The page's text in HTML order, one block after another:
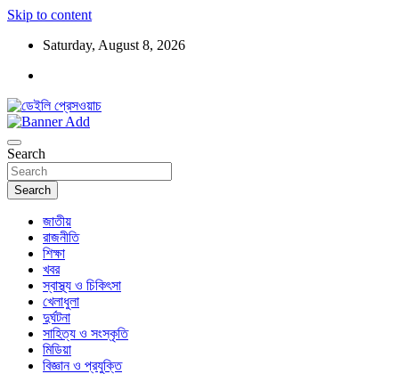
Skip to content
Saturday, August 8, 2026
ডেইলি প্রেসওয়াচ
Search
Search
জাতীয়
রাজনীতি
শিক্ষা
খবর
স্বাস্থ্য ও চিকিৎসা
খেলাধুলা
দুর্ঘটনা
সাহিত্য ও সংস্কৃতি
মিডিয়া
বিজ্ঞান ও প্রযুক্তি